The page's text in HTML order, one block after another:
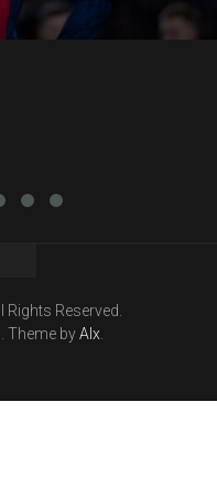
Reserved.
. Theme byAlx